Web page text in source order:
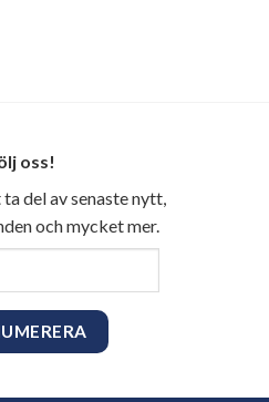
oss!
del av senaste nytt,
och mycket mer.